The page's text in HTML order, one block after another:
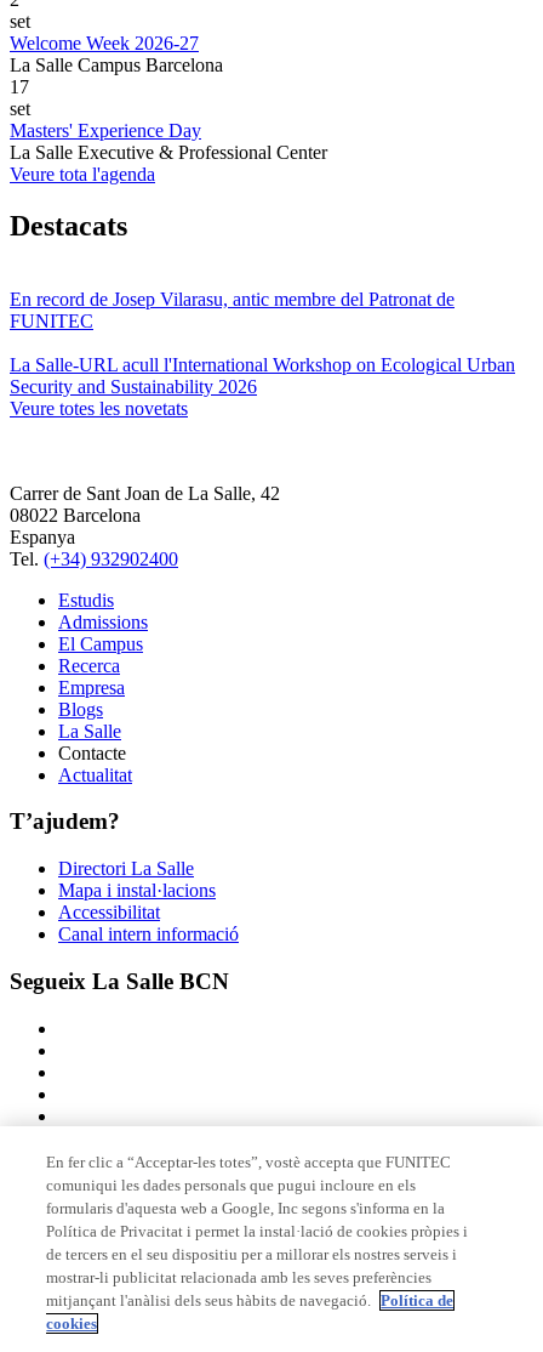
set
Welcome Week 2026-27
La Salle Campus Barcelona
17
set
Masters' Experience Day
La Salle Executive & Professional Center
Veure tota l'agenda
Destacats
En record de Josep Vilarasu, antic membre del Patronat de
FUNITEC
La Salle-URL acull l'International Workshop on Ecological Urban
Security and Sustainability 2026
Veure totes les novetats
Carrer de Sant Joan de La Salle, 42
08022 Barcelona
Espanya
Tel. (+34) 932902400
Estudis
Admissions
El Campus
Recerca
Empresa
Blogs
La Salle
Contacte
Actualitat
T’ajudem?
Directori La Salle
Mapa i instal·lacions
Accessibilitat
Canal intern informació
Segueix La Salle BCN
Membre de
Acreditacions
En fer clic a “Acceptar-les totes”, vostè accepta que FUNITEC
comuniqui les dades personals que pugui incloure en els
formularis d'aquesta web a Google, Inc segons s'informa en la
Política de Privacitat i permet la instal·lació de cookies pròpies i
de tercers en el seu dispositiu per a millorar els nostres serveis i
mostrar-li publicitat relacionada amb les seves preferències
mitjançant l'anàlisi dels seus hàbits de navegació. Política de
cookies